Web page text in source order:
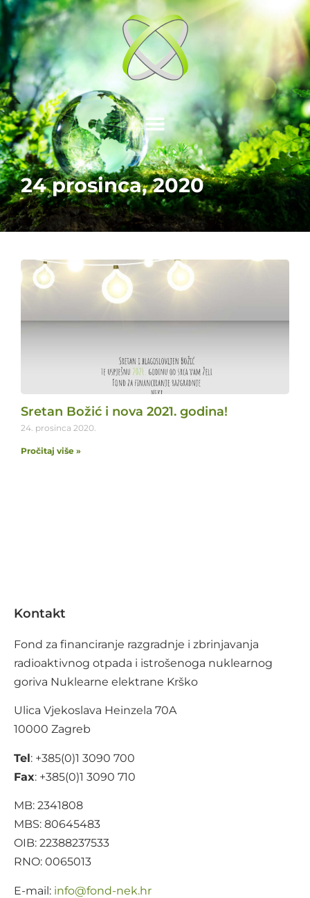
24 prosinca, 2020
Sretan Božić i nova 2021. godina!
24. prosinca 2020.
Pročitaj više »
Kontakt
Fond za financiranje razgradnje i zbrinjavanja
radioaktivnog otpada i istrošenoga nuklearnog
goriva Nuklearne elektrane Krško
Ulica Vjekoslava Heinzela 70A
10000 Zagreb
Tel: +385(0)1 3090 700
Fax: +385(0)1 3090 710
MB: 2341808
MBS: 80645483
OIB: 22388237533
RNO: 0065013
E-mail: rh.ken-dnof
@ofni